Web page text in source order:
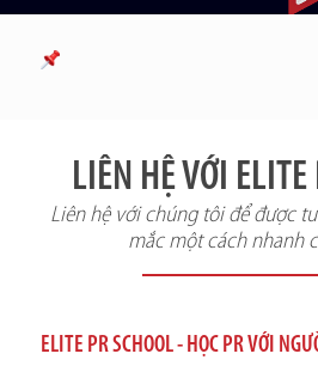
LIÊN HỆ VỚI ELITE
Liên hệ với chúng tôi để được
mắc một cách nhanh
ELITE PR SCHOOL - HỌC PR VỚI